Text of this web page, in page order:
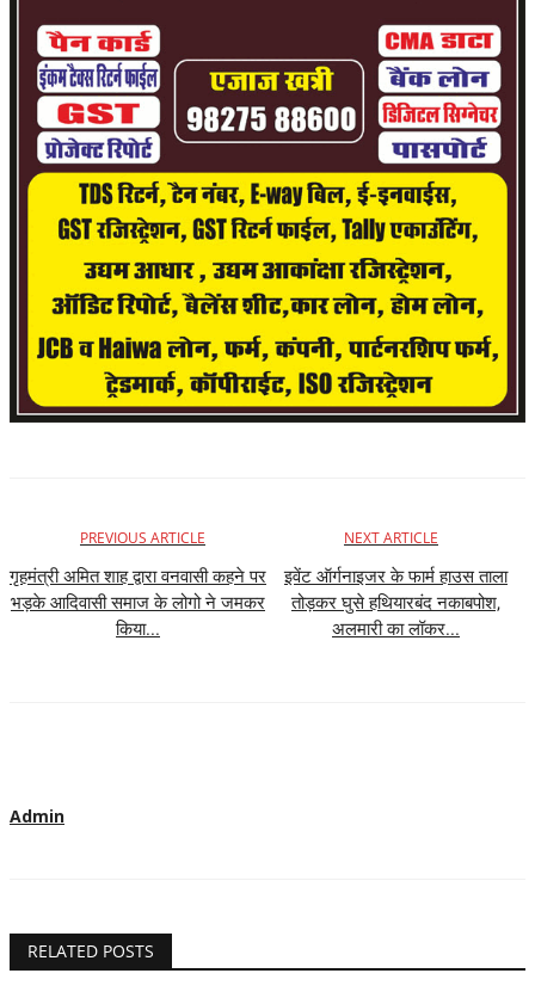
PREVIOUS ARTICLE
गृहमंत्री अमित शाह द्वारा वनवासी कहने पर
भड़के आदिवासी समाज के लोगो ने जमकर
किया...
NEXT ARTICLE
इवेंट ऑर्गनाइजर के फार्म हाउस ताला
तोड़कर घुसे हथियारबंद नकाबपोश,
अलमारी का लॉकर...
Admin
RELATED POSTS